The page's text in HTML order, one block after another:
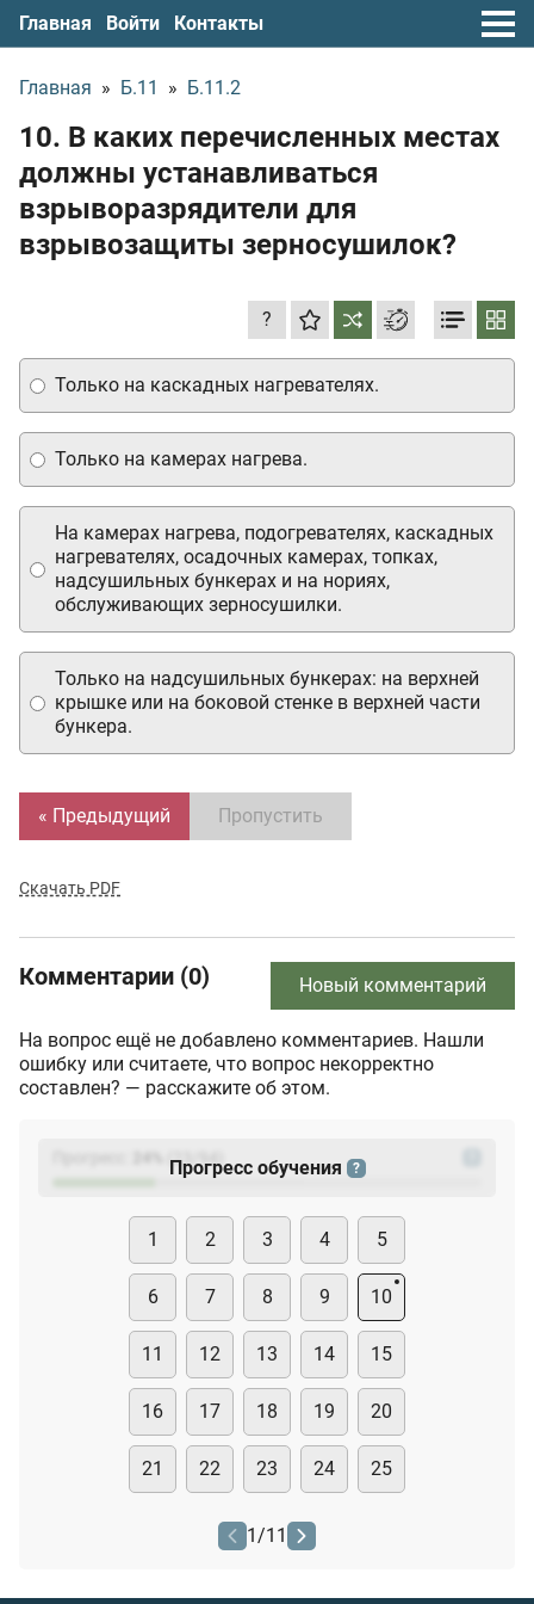
Главная Войти Контакты
Главная » Б.11 » Б.11.2
10. В каких перечисленных местах
должны устанавливаться
взрыворазрядители для
взрывозащиты зерносушилок?
?
Только на каскадных нагревателях.
Только на камерах нагрева.
Только на надсушильных бункерах: на верхней
крышке или на боковой стенке в верхней части
бункера.
На камерах нагрева, подогревателях, каскадных
нагревателях, осадочных камерах, топках,
надсушильных бункерах и на нориях,
обслуживающих зерносушилки.
« Предыдущий Пропустить
Скачать PDF
Комментарии (0) Новый комментарий
На вопрос ещё не добавлено комментариев. Нашли
ошибку или считаете, что вопрос некорректно
составлен? — расскажите об этом.
(23
Прогресс обучения ?
1 2 3 4 5
6 7 8 9 10
11 12 13 14 15
16 17 18 19 20
21 22 23 24 25
1/11